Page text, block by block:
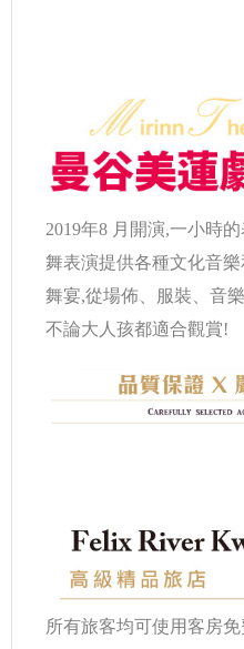
2019年8 月開演,一小時
舞表演提供各種文化音
舞宴,從場佈、服裝、音
不論大人孩都適合觀賞!
所有旅客均可使用客房